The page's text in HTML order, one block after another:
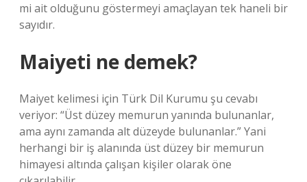
mi ait olduğunu göstermeyi amaçlayan tek haneli bir
sayıdır.
Maiyeti ne demek?
Maiyet kelimesi için Türk Dil Kurumu şu cevabı
veriyor: “Üst düzey memurun yanında bulunanlar,
ama aynı zamanda alt düzeyde bulunanlar.” Yani
herhangi bir iş alanında üst düzey bir memurun
himayesi altında çalışan kişiler olarak öne